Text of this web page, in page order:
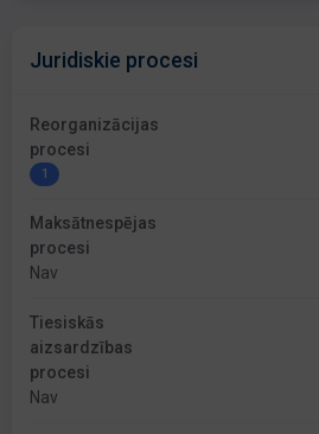
Juridiskie procesi
Reorganizācijas
procesi
1
Maksātnespējas
procesi
Nav
Tiesiskās
aizsardzības
procesi
Nav